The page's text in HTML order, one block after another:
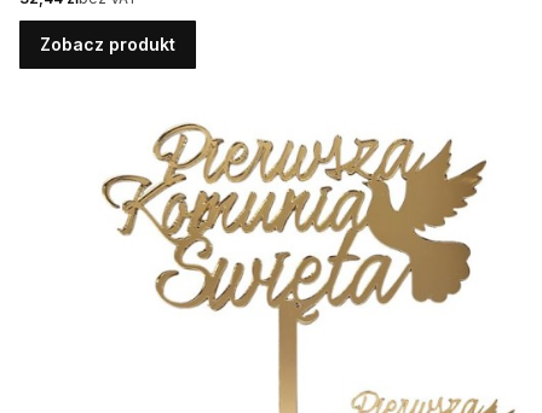
Zobacz produkt